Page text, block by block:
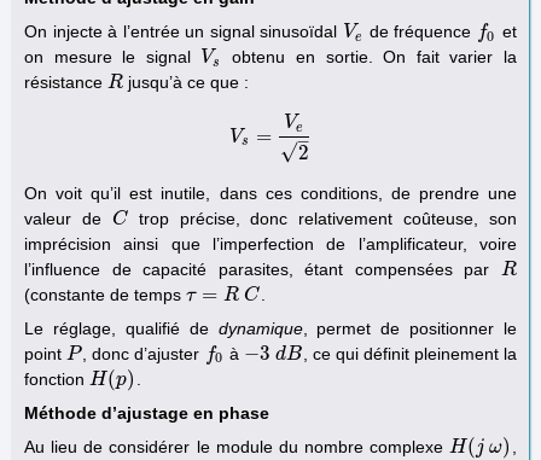
On injecte à l’entrée un signal sinusoïdal Ve
Ve de fréquence f0
f0 et
on mesure le signal Vs
Vs
obtenu en sortie. On fait varier la
résistance R
R jusqu’à ce que :
Vs =
Ve
2
–
√
V s=Ve2
On voit qu’il est inutile, dans ces conditions, de prendre une
valeur de C
Ctrop précise, donc relativement coûteuse, son
imprécision ainsi que l’imperfection de l’amplificateur, voire
l’influence de capacité parasites, étant compensées par R
R
(constante de temps τ = R C
τ= R C
Le réglage, qualifié de dynamique, permet de positionner le
point P
P , donc d’ajuster f0
f0 à −3 dB
−3 dB
, ce qui définit pleinement la
fonction H(p)
H(p)
Méthode d’ajustage en phase
Au lieu de considérer le module du nombre complexe H(j ω)
H(j ω)